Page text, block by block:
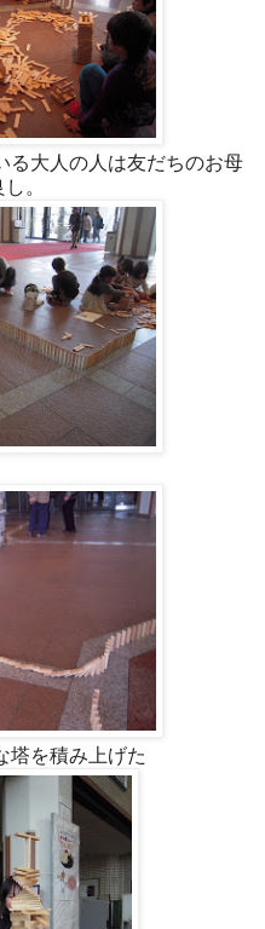
る大人の人は友だちのお母
。
塔を積み上げた